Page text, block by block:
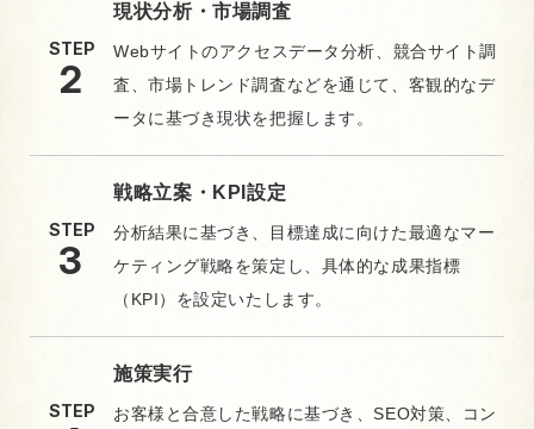
STEP
現状分析・市場調査
Webサイトのアクセスデータ分析、競合サイト調
査、市場トレンド調査などを通じて、客観的なデ
ータに基づき現状を把握します。
STEP
戦略立案・KPI設定
分析結果に基づき、目標達成に向けた最適なマー
ケティング戦略を策定し、具体的な成果指標
（KPI）を設定いたします。
STEP
施策実行
お客様と合意した戦略に基づき、SEO対策、コン